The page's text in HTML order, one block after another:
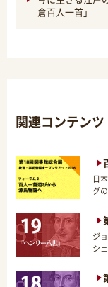
倉百人一首」
関連コンテンツ
日
グ
ジ
シ